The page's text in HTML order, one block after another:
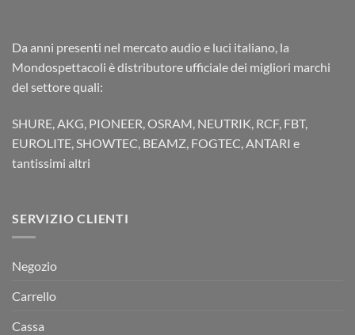
Da anni presenti nel mercato audio e luci italiano, la
Mondospettacoli è distributore ufficiale dei migliori marchi
del settore quali:
SHURE, AKG, PIONEER, OSRAM, NEUTRIK, RCF, FBT,
EUROLITE, SHOWTEC, BEAMZ, FOGTEC, ANTARI e
tantissimi altri
SERVIZIO CLIENTI
Negozio
Carrello
Cassa